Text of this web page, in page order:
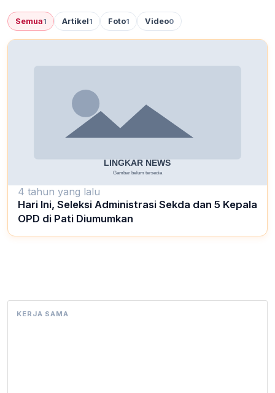
Semua1 Artikel1 Foto1 Video0
4 tahun yang lalu
Hari Ini, Seleksi Administrasi Sekda dan 5 Kepala
OPD di Pati Diumumkan
KERJA SAMA